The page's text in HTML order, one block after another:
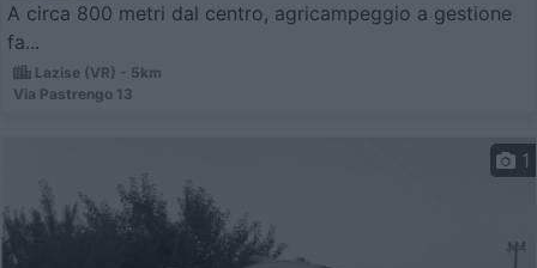
A circa 800 metri dal centro, agricampeggio a gestione
fa...
Lazise (VR) - 5km
Via Pastrengo 13
1